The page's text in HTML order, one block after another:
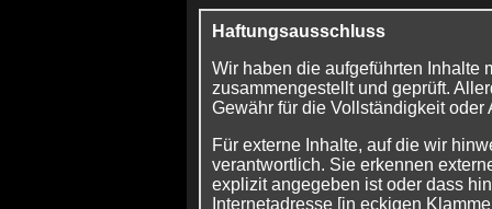
Haftungsausschluss
Wir haben die aufgeführten Inhalte
zusammengestellt und geprüft.
Gewähr für die Vollständigkeit oder
Für externe Inhalte, auf die wir
verantwortlich. Sie erkennen
explizit angegeben ist oder dass
Internetadresse [in eckigen